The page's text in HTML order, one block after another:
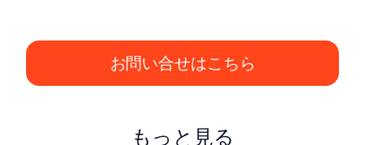
お問い合せはこちら
もっと見る